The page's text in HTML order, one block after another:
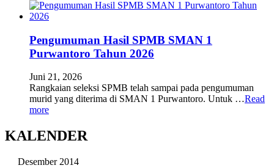
Pengumuman Hasil SPMB SMAN 1
Purwantoro Tahun 2026
Juni 21, 2026
Rangkaian seleksi SPMB telah sampai pada pengumuman
murid yang diterima di SMAN 1 Purwantoro. Untuk …Read
more
KALENDER
Desember 2014